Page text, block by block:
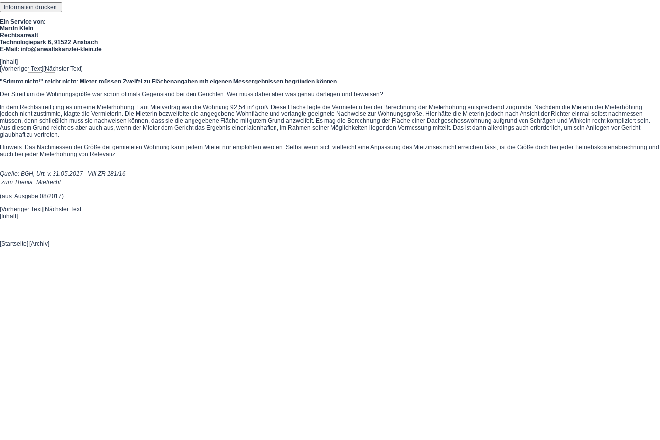
Ein Service von:
Martin Klein
Rechtsanwalt
Technologiepark 6, 91522 Ansbach
E-Mail: info@anwaltskanzlei-klein.de
[Inhalt]
[Vorheriger Text][Nächster Text]
"Stimmt nicht!" reicht nicht: Mieter müssen Zweifel zu Flächenangaben mit eigenen Messergebnissen begründen können
Der Streit um die Wohnungsgröße war schon oftmals Gegenstand bei den Gerichten. Wer muss dabei aber was genau darlegen und beweisen?
In dem Rechtsstreit ging es um eine Mieterhöhung. Laut Mietvertrag war die Wohnung 92,54 m² groß. Diese Fläche legte die Vermieterin bei der Berechnung der Mieterhöhung entsprechend zugrunde. Nachdem die Mieterin der Mieterhöhung
jedoch nicht zustimmte, klagte die Vermieterin. Die Mieterin bezweifelte die angegebene Wohnfläche und verlangte geeignete Nachweise zur Wohnungsgröße. Hier hätte die Mieterin jedoch nach Ansicht der Richter einmal selbst nachmessen
müssen, denn schließlich muss sie nachweisen können, dass sie die angegebene Fläche mit gutem Grund anzweifelt. Es mag die Berechnung der Fläche einer Dachgeschosswohnung aufgrund von Schrägen und Winkeln recht kompliziert sein.
Aus diesem Grund reicht es aber auch aus, wenn der Mieter dem Gericht das Ergebnis einer laienhaften, im Rahmen seiner Möglichkeiten liegenden Vermessung mitteilt. Das ist dann allerdings auch erforderlich, um sein Anliegen vor Gericht
glaubhaft zu vertreten.
Hinweis: Das Nachmessen der Größe der gemieteten Wohnung kann jedem Mieter nur empfohlen werden. Selbst wenn sich vielleicht eine Anpassung des Mietzinses nicht erreichen lässt, ist die Größe doch bei jeder Betriebskostenabrechnung und
auch bei jeder Mieterhöhung von Relevanz.
Quelle: BGH, Urt. v. 31.05.2017 - VIII ZR 181/16
zum Thema: Mietrecht
(aus: Ausgabe 08/2017)
[Vorheriger Text][Nächster Text]
[Inhalt]
[Startseite] [Archiv]